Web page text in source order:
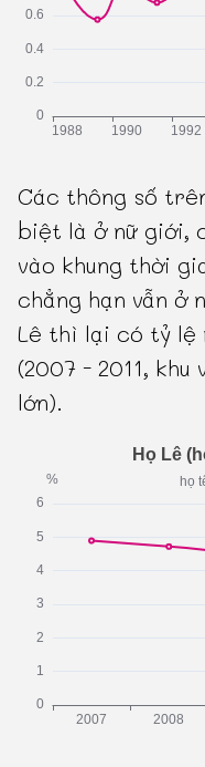
Các thông số
biệt là ở nữ giới,
vào khung thời
chẳng hạn vẫn ở
Lê thì lại có tỷ lệ
(2007 - 2011, khu
lớn).